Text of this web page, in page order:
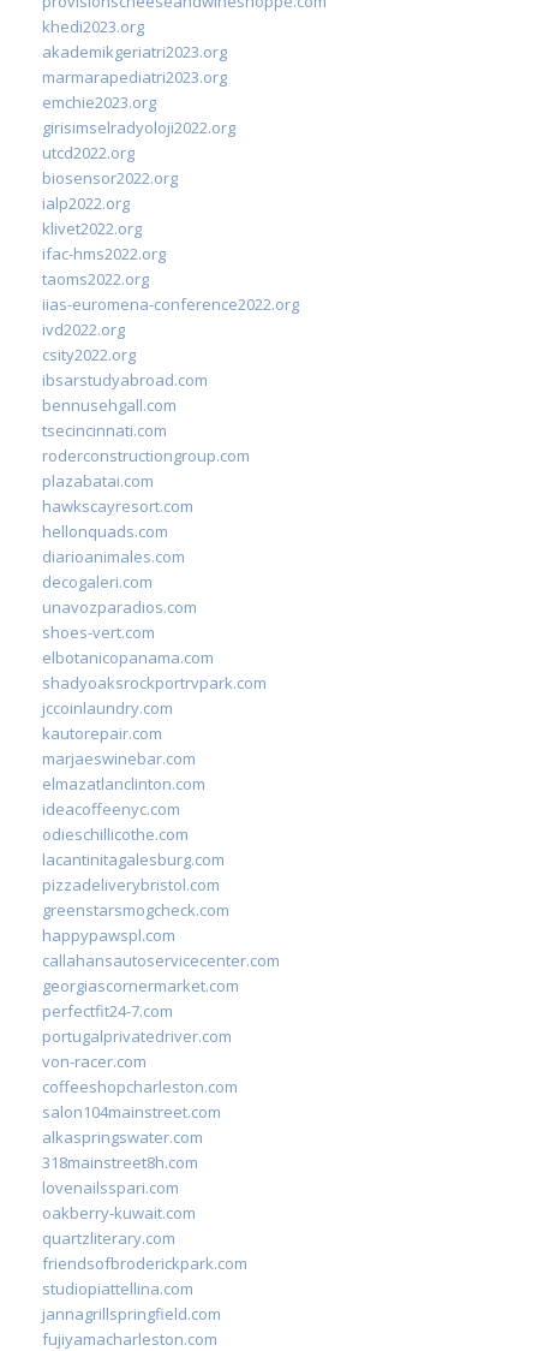
khedi2023.org
akademikgeriatri2023.org
marmarapediatri2023.org
emchie2023.org
girisimselradyoloji2022.org
utcd2022.org
biosensor2022.org
ialp2022.org
klivet2022.org
ifac-hms2022.org
taoms2022.org
iias-euromena-conference2022.org
ivd2022.org
csity2022.org
ibsarstudyabroad.com
bennusehgall.com
tsecincinnati.com
roderconstructiongroup.com
plazabatai.com
hawkscayresort.com
hellonquads.com
diarioanimales.com
decogaleri.com
unavozparadios.com
shoes-vert.com
elbotanicopanama.com
shadyoaksrockportrvpark.com
jccoinlaundry.com
kautorepair.com
marjaeswinebar.com
elmazatlanclinton.com
ideacoffeenyc.com
odieschillicothe.com
lacantinitagalesburg.com
pizzadeliverybristol.com
greenstarsmogcheck.com
happypawspl.com
callahansautoservicecenter.com
georgiascornermarket.com
perfectfit24-7.com
portugalprivatedriver.com
von-racer.com
coffeeshopcharleston.com
salon104mainstreet.com
alkaspringswater.com
318mainstreet8h.com
lovenailsspari.com
oakberry-kuwait.com
quartzliterary.com
friendsofbroderickpark.com
studiopiattellina.com
jannagrillspringfield.com
fujiyamacharleston.com